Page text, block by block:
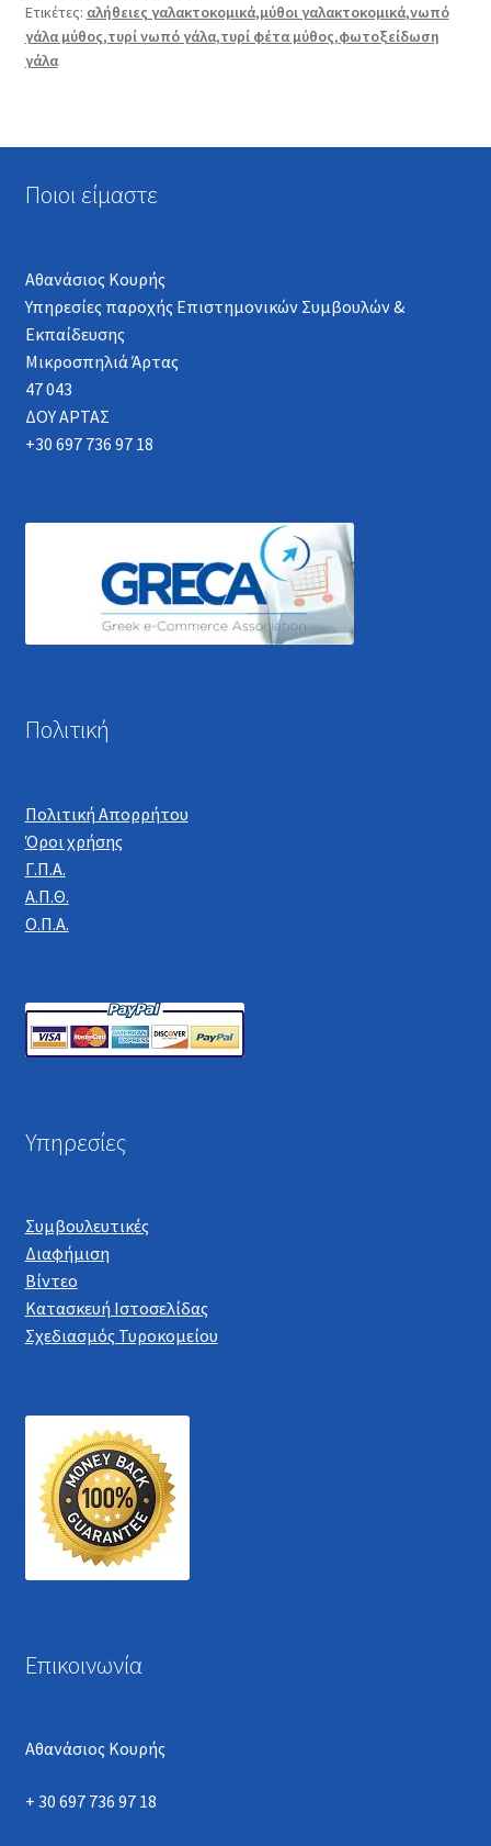
Ετικέτες: αλήθειες γαλακτοκομικά,μύθοι γαλακτοκομικά,νωπό
γάλα μύθος,τυρί νωπό γάλα,τυρί φέτα μύθος,φωτοξείδωση
γάλα
Ποιοι είμαστε
Αθανάσιος Κουρής
Υπηρεσίες παροχής Επιστημονικών Συμβουλών &
Εκπαίδευσης
Μικροσπηλιά Άρτας
47 043
ΔΟΥ ΑΡΤΑΣ
+30 697 736 97 18
Πολιτική
Πολιτική Απορρήτου
Όροι χρήσης
Γ.Π.Α.
Α.Π.Θ.
Ο.Π.Α.
Υπηρεσίες
Συμβουλευτικές
Διαφήμιση
Βίντεο
Κατασκευή Ιστοσελίδας
Σχεδιασμός Τυροκομείου
Επικοινωνία
Αθανάσιος Κουρής
+ 30 697 736 97 18